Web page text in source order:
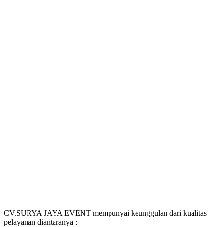
CV.SURYA JAYA EVENT mempunyai keunggulan dari kualitas
pelayanan diantaranya :